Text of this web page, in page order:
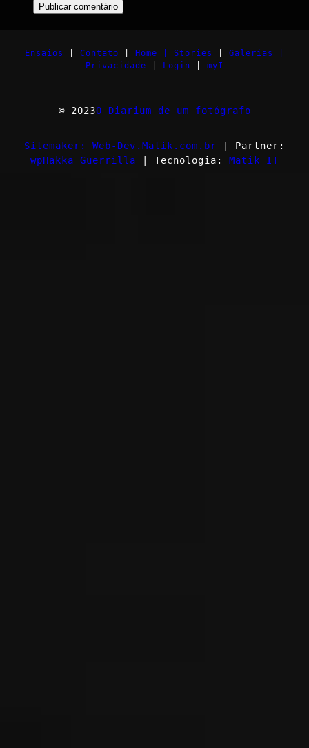
Ensaios Contato Home | Stories
Galerias |
Privacidade
Login myI
© 2023O Diarium de um fotógrafo
Sitemaker: Web-Dev.Matik.com.br | Partner:
wpHakka Guerrilla | Tecnologia: Matik IT